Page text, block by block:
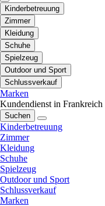
Kinderbetreuung
Zimmer
Kleidung
Schuhe
Spielzeug
Outdoor und Sport
Schlussverkauf
Marken
Kundendienst in Frankreich
Suchen
Kinderbetreuung
Zimmer
Kleidung
Schuhe
Spielzeug
Outdoor und Sport
Schlussverkauf
Marken